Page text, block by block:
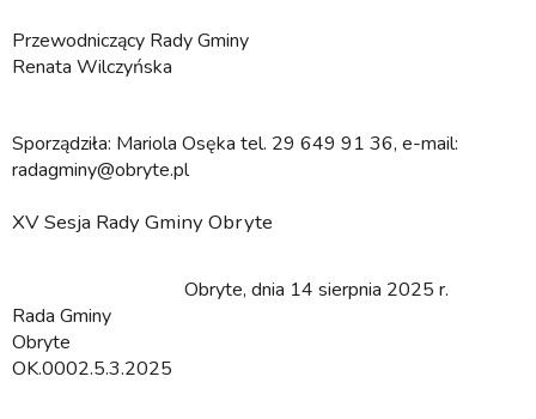
Przewodniczący Rady Gminy
Renata Wilczyńska
Sporządziła: Mariola Osęka tel. 29 649 91 36, e-mail:
radagminy@obryte.pl
XV Sesja Rady Gminy Obryte
Obryte, dnia 14 sierpnia 2025 r.
Rada Gminy
Obryte
OK.0002.5.3.2025